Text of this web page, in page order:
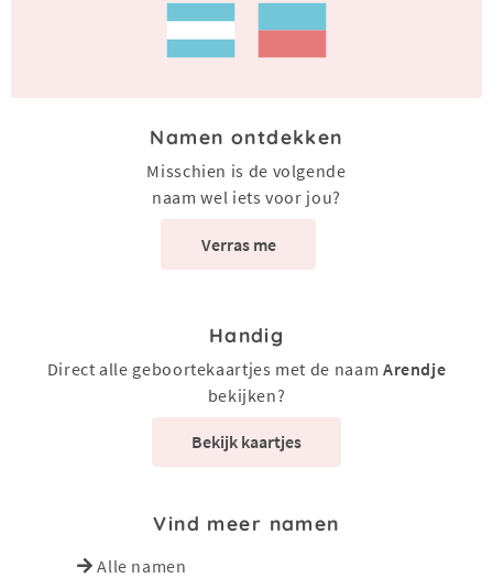
Namen ontdekken
Misschien is de volgende
naam wel iets voor jou?
Verras me
Handig
Direct alle geboortekaartjes met de naam Arendje
bekijken?
Bekijk kaartjes
Vind meer namen
Alle namen